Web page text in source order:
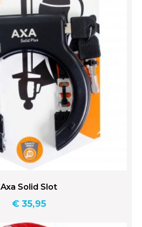
Axa Solid Slot
€35,95